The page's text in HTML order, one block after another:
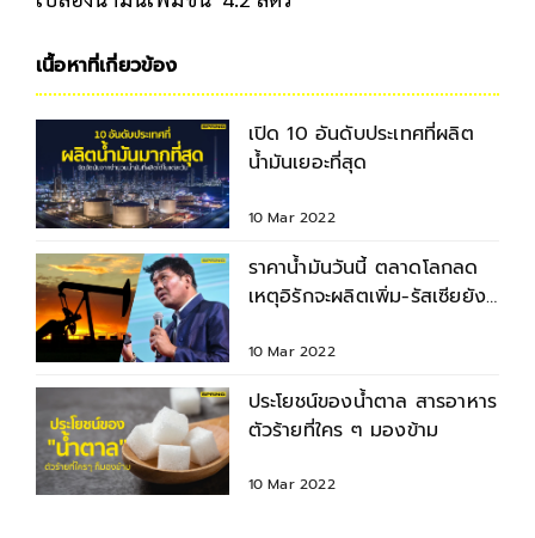
เนื้อหาที่เกี่ยวข้อง
เปิด 10 อันดับประเทศที่ผลิต
น้ำมันเยอะที่สุด
10 Mar 2022
ราคาน้ำมันวันนี้ ตลาดโลกลด
เหตุอิรักจะผลิตเพิ่ม-รัสเซียยัง
10 Mar 2022
ประโยชน์ของน้ำตาล สารอาหาร
ตัวร้ายที่ใคร ๆ มองข้าม
10 Mar 2022